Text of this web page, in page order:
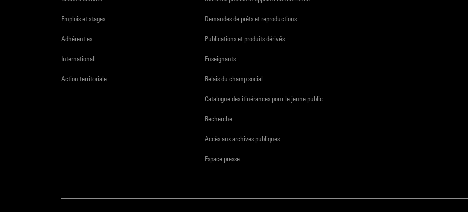
Emplois et stages
Adhérent·es
International
Action territoriale
Demandes de prêts et reproductions
Publications et produits dérivés
Enseignants
Relais du champ social
Catalogue des itinérances pour le jeune public
Recherche
Accès aux archives publiques
Espace presse